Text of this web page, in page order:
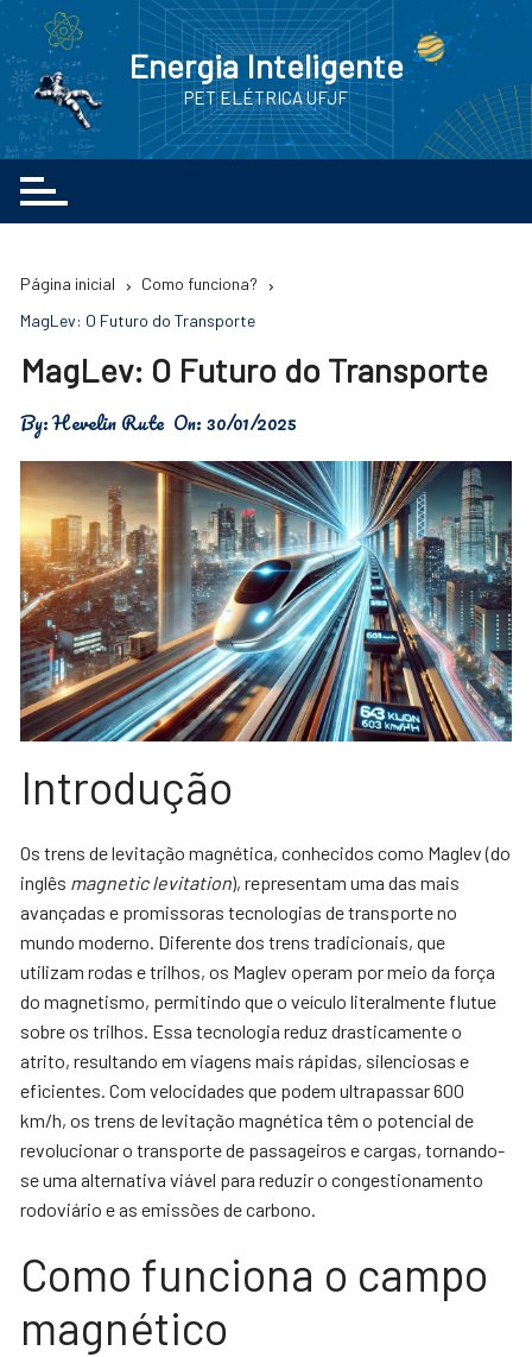
Ir
conteúdo
Energia Inteligente
PET ELÉTRICA UFJF
Página inicial
Como funciona?
MagLev: O Futuro do Transporte
MagLev: O Futuro do Transporte
By:Hevelin Rute On:30/01/2025
Introdução
Os trens de levitação magnética, conhecidos como Maglev (do
inglês magnetic levitation), representam uma das mais
avançadas e promissoras tecnologias de transporte no
mundo moderno. Diferente dos trens tradicionais, que
utilizam rodas e trilhos, os Maglev operam por meio da força
do magnetismo, permitindo que o veículo literalmente flutue
sobre os trilhos. Essa tecnologia reduz drasticamente o
atrito, resultando em viagens mais rápidas, silenciosas e
eficientes. Com velocidades que podem ultrapassar 600
km/h, os trens de levitação magnética têm o potencial de
revolucionar o transporte de passageiros e cargas, tornando-
se uma alternativa viável para reduzir o congestionamento
rodoviário e as emissões de carbono.
Como funciona o campo
magnético